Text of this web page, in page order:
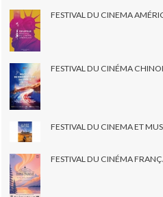
FESTIVAL DU CINEMA
FESTIVAL DU CINÉMA
FESTIVAL DU CINEMA ET
FESTIVAL DU CINÉMA